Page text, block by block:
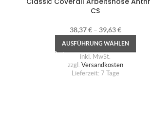
CS
38,37€– 39,63€
AUSFÜHRUNG WÄHLEN
inkl. MwSt.
zzgl. Versandkosten
Lieferzeit: 7 Tage